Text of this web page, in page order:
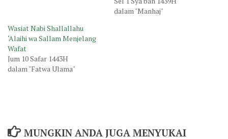
dalam "Manhaj"
Wasiat Nabi Shallallahu
‘Alaihi wa Sallam Menjelang
Wafat
Jum 10 Safar 1443H
dalam "Fatwa Ulama"
MUNGKIN ANDA JUGA MENYUKAI